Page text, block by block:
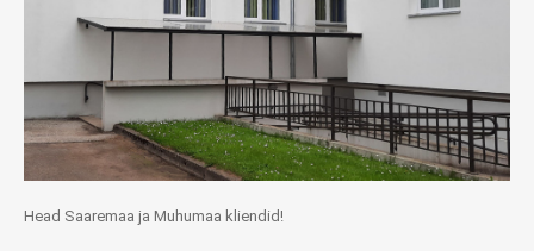
Head Saaremaa ja Muhumaa kliendid!